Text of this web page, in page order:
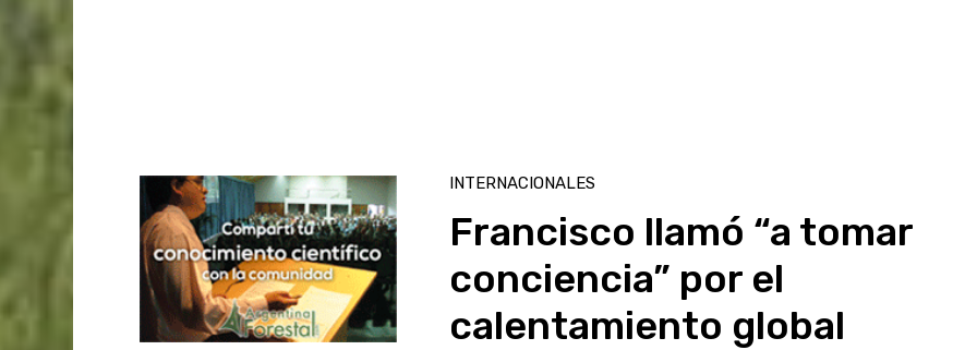
INTERNACIONALES
Francisco llamó “a tomar
conciencia” por el
calentamiento global